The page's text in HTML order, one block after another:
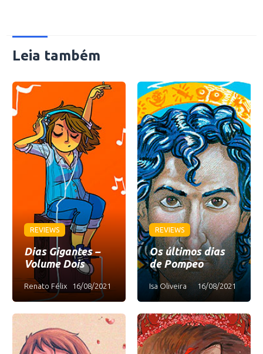
Leia também
REVIEWS
Dias Gigantes –
Volume Dois
Renato Félix 16/08/2021
REVIEWS
Os últimos dias
de Pompeo
Isa Oliveira 16/08/2021